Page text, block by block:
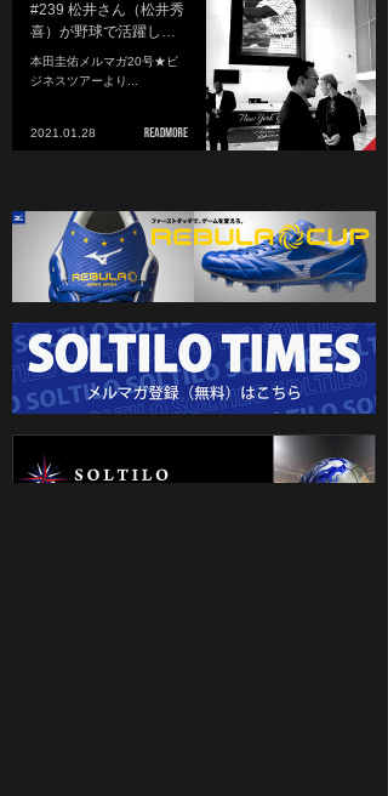
#239 松井さん（松井秀
喜）が野球で活躍し…
本田圭佑メルマガ20号★ビ
ジネスツアーより...
2021.01.28